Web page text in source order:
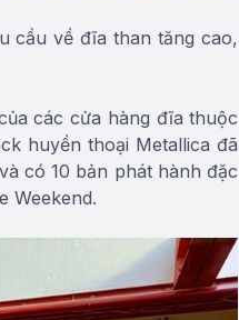
cầu về đĩa than tăng cao,
các cửa hàng đĩa thuộc
huyền thoại Metallica đã
có 10 bản phát hành đặc
Weekend.